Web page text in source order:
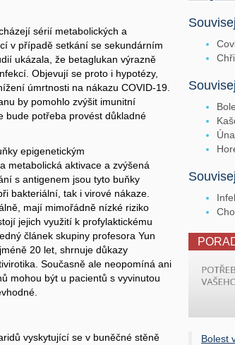
sérií metabolických a
v případě setkání se sekundárním
ukázala, že betaglukan výrazně
Objevují se proto i hypotézy,
úmrtnosti na nákazu COVID-19.
by pomohlo zvýšit imunitní
bude potřeba provést důkladné
epigenetickým
metabolická aktivace a zvýšená
s antigenem jsou tyto buňky
bakteriální, tak i virové nákaze.
mají mimořádně nízké riziko
jejich využití k profylaktickému
článek skupiny profesora Yun
20 let, shrnuje důkazy
Současně ale neopomíná ani
mohou být u pacientů s vyvinutou
vyskytující se v buněčné stěně
Bolest